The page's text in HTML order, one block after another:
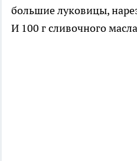
большие луковицы,
И 100 г сливочного